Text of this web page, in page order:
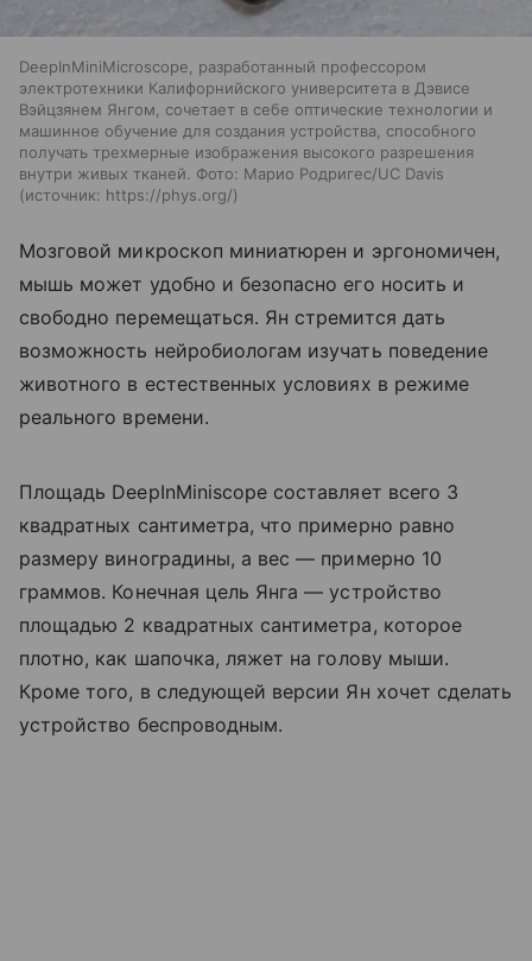
DeepInMiniMicroscope, разработанный профессором
электротехники Калифорнийского университета в Дэвисе
Вэйцзянем Янгом, сочетает в себе оптические технологии и
машинное обучение для создания устройства, способного
получать трехмерные изображения высокого разрешения
внутри живых тканей. Фото: Марио Родригес/UC Davis
источник: https://phys.org/
Мозговой микроскоп миниатюрен и эргономичен,
мышь может удобно и безопасно его носить и
свободно перемещаться. Ян стремится дать
возможность нейробиологам изучать поведение
животного в естественных условиях в режиме
реального времени.
Площадь DeepInMiniscope составляет всего 3
квадратных сантиметра, что примерно равно
размеру виноградины, а вес — примерно 10
граммов. Конечная цель Янга — устройство
площадью 2 квадратных сантиметра, которое
плотно, как шапочка, ляжет на голову мыши.
Кроме того, в следующей версии Ян хочет сделать
устройство беспроводным.